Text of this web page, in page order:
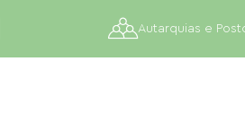
Autarquias e